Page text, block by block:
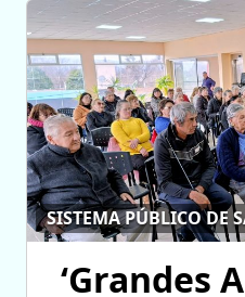
SISTEMA PÚBLICO DE
‘Grandes